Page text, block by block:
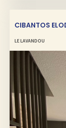
CIBANTOS
LE LAVANDOU